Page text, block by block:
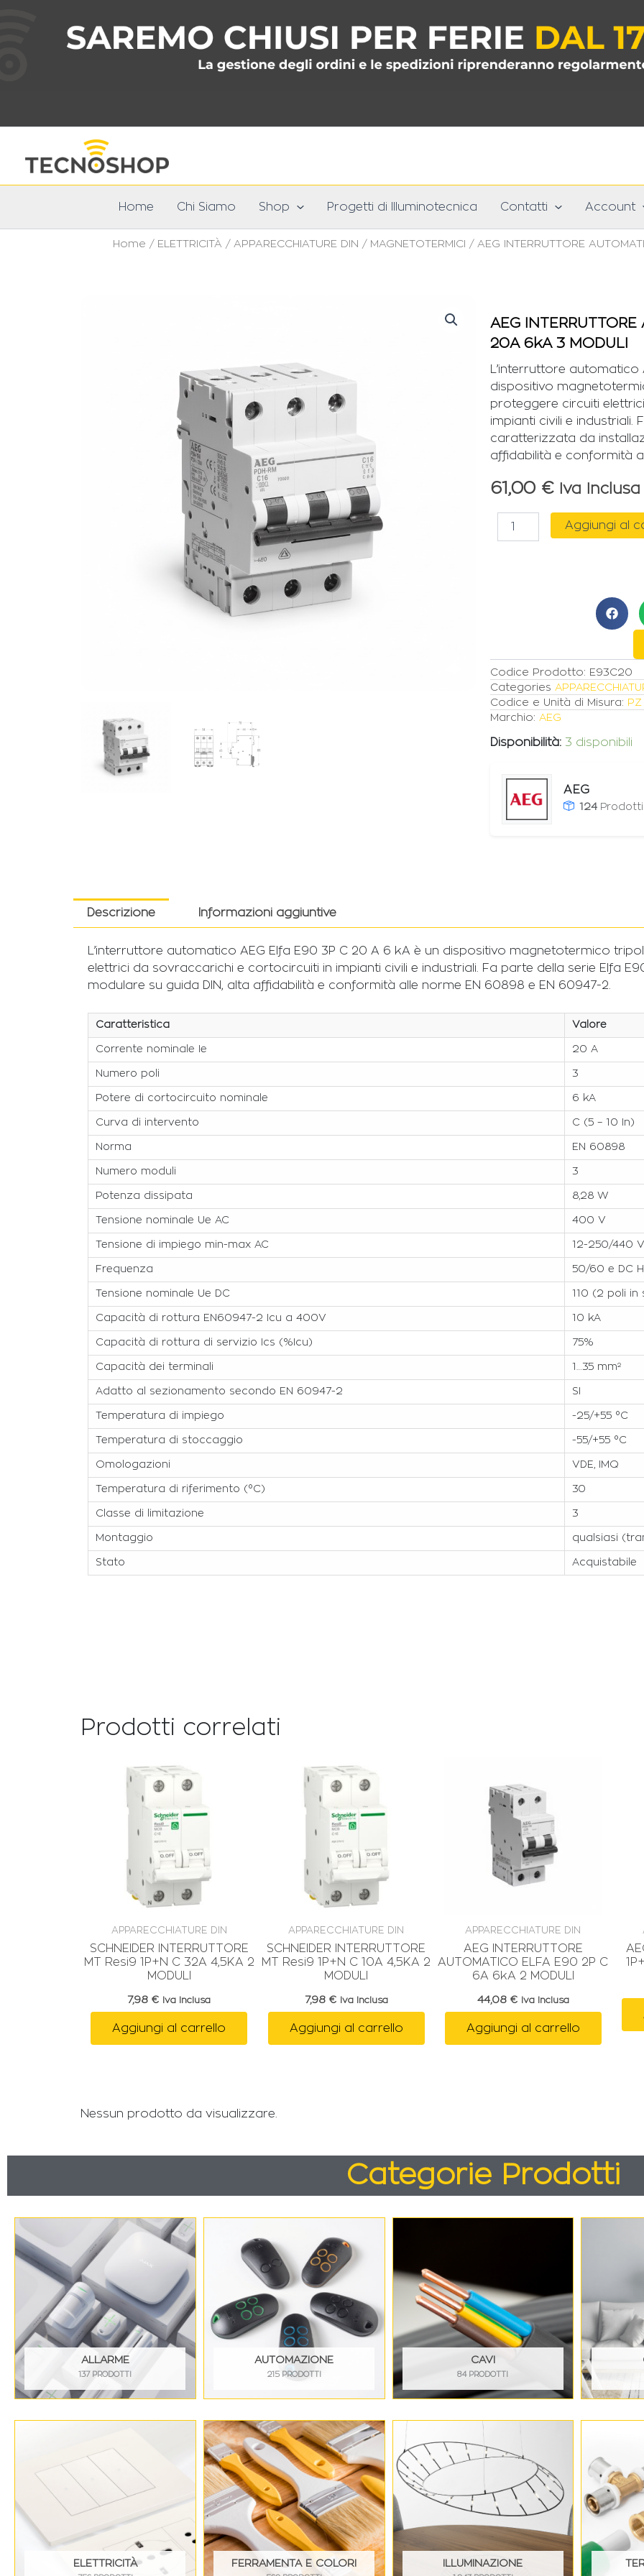
Home Chi Siamo Shop Progetti di Illuminotecnica Contatti Account
Home / ELETTRICITÀ / APPARECCHIATURE DIN / MAGNETOTERMICI / AEG INTERRUTTORE
AEG
20A 6kA 3 MODULI
L’interruttore automatico
dispositivo
proteggere circuiti
impianti civili e industriali.
caratterizzata da
affidabilità e conformità
61,00 € Iva Inclusa
INTERRUTTORE
MODULI
quantità
Aggiungi al
Codice Prodotto: E93C20
Categories
Codice e Unità di Misura: PZ
Marchio: AEG
Disponibilità: 3 disponibili
AEG
124
Descrizione Informazioni aggiuntive
L’interruttore automatico AEG Elfa E90 3P C 20 A 6 kA è un dispositivo magnetotermico
elettrici da sovraccarichi e cortocircuiti in impianti civili e industriali. Fa parte della serie Elfa
modulare su guida DIN, alta affidabilità e conformità alle norme EN 60898 e EN 60947-2.
Caratteristica Valore
Corrente nominale Ie 20 A
Numero poli 3
Potere di cortocircuito nominale 6 kA
Curva di intervento C (5 – 10 In)
Norma EN 60898
Numero moduli 3
Potenza dissipata 8,28 W
Tensione nominale Ue AC 400 V
Tensione di impiego min-max AC 12-250/440 V
Frequenza 50/60 e DC
Tensione nominale Ue DC 110 (2 poli in
Capacità di rottura EN60947-2 Icu a 400V 10 kA
Capacità di rottura di servizio Ics (%Icu) 75%
Capacità dei terminali 1…35 mm²
Adatto al sezionamento secondo EN 60947-2 SI
Temperatura di impiego -25/+55 °C
Temperatura di stoccaggio -55/+55 °C
Omologazioni VDE, IMQ
Temperatura di riferimento (°C) 30
Classe di limitazione 3
Montaggio qualsiasi
Stato Acquistabile
Prodotti correlati
APPARECCHIATURE DIN
SCHNEIDER INTERRUTTORE
MT Resi9 1P+N C 32A 4,5KA 2
MODULI
7,98€ Iva Inclusa
Aggiungi al carrello
APPARECCHIATURE DIN
SCHNEIDER INTERRUTTORE
MT Resi9 1P+N C 10A 4,5KA 2
MODULI
7,98 € Iva Inclusa
Aggiungi al carrello
APPARECCHIATURE DIN
AEG INTERRUTTORE
AUTOMATICO ELFA E90 2P C
6A 6kA 2 MODULI
44,08 € Iva Inclusa
Aggiungi al carrello
Nessun prodotto da visualizzare.
Categorie Prodotti
ALLARME
137 PRODOTTI
AUTOMAZIONE
215 PRODOTTI
CAVI
84 PRODOTTI
ELETTRICITÀ FERRAMENTA E COLORI ILLUMINAZIONE